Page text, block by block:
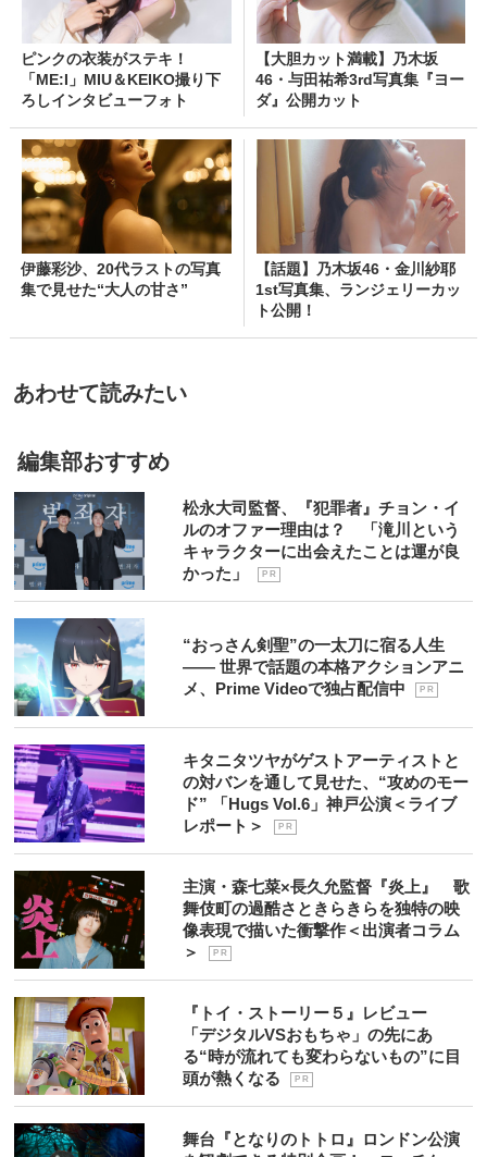
ピンクの衣装がステキ！
「ME:I」MIU＆KEIKO撮り下
ろしインタビューフォト
【大胆カット満載】乃木坂
46・与田祐希3rd写真集『ヨー
ダ』公開カット
伊藤彩沙、20代ラストの写真
集で見せた“大人の甘さ”
【話題】乃木坂46・金川紗耶
1st写真集、ランジェリーカッ
ト公開！
あわせて読みたい
編集部おすすめ
松永大司監督、『犯罪者』チョン・イ
ルのオファー理由は？ 「滝川という
キャラクターに出会えたことは運が良
かった」
P R
“おっさん剣聖”の一太刀に宿る人生
―― 世界で話題の本格アクションアニ
メ、Prime Videoで独占配信中
P R
キタニタツヤがゲストアーティストと
の対バンを通して見せた、“攻めのモー
ド” 「Hugs Vol.6」神戸公演＜ライブ
レポート＞
P R
主演・森七菜×長久允監督『炎上』 歌
舞伎町の過酷さときらきらを独特の映
像表現で描いた衝撃作＜出演者コラム
＞
P R
『トイ・ストーリー５』レビュー
「デジタルVSおもちゃ」の先にあ
る“時が流れても変わらないもの”に目
頭が熱くなる
P R
舞台『となりのトトロ』ロンドン公演